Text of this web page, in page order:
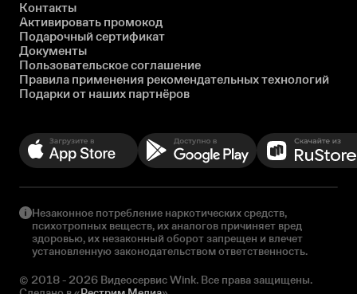
Контакты
Активировать промокод
Подарочный сертификат
Документы
Пользовательское соглашение
Правила применения рекомендательных технологий
Подарки от наших партнёров
Незаконное потребление наркотических средств,
психотропных веществ, их аналогов причиняет вред
здоровью, их незаконный оборот запрещен и влечет
установленную законодательством ответственность.
© 2018 - 2026 Видеосервис Wink. Все права защищены.